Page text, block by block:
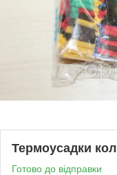
Термоусадки
Готово до відправки